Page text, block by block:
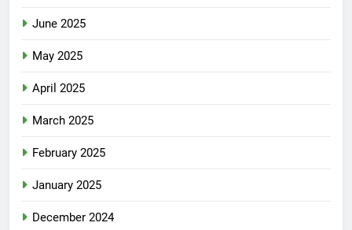
June 2025
May 2025
April 2025
March 2025
February 2025
January 2025
December 2024